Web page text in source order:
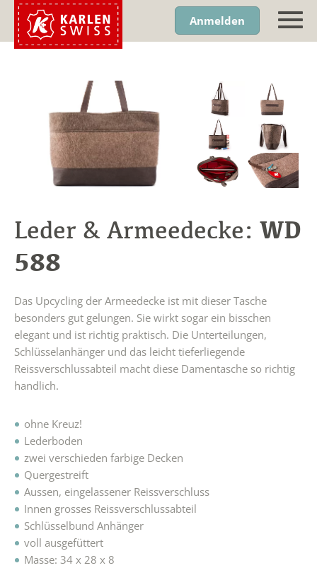
Anmelden
Leder & Armeedecke: WD
588
Das Upcycling der Armeedecke ist mit dieser Tasche
besonders gut gelungen. Sie wirkt sogar ein bisschen
elegant und ist richtig praktisch. Die Unterteilungen,
Schlüsselanhänger und das leicht tieferliegende
Reissverschlussabteil macht diese Damentasche so richtig
handlich.
ohne Kreuz!
Lederboden
zwei verschieden farbige Decken
Quergestreift
Aussen, eingelassener Reissverschluss
Innen grosses Reissverschlussabteil
Schlüsselbund Anhänger
voll ausgefüttert
Masse: 34 x 28 x 8